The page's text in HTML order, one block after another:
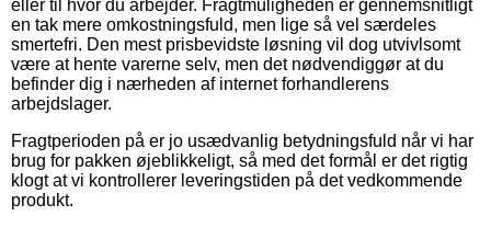
eller til hvor du arbejder. Fragtmuligheden er gennemsnitligt
en tak mere omkostningsfuld, men lige så vel særdeles
smertefri. Den mest prisbevidste løsning vil dog utvivlsomt
være at hente varerne selv, men det nødvendiggør at du
befinder dig i nærheden af internet forhandlerens
arbejdslager.
Fragtperioden på er jo usædvanlig betydningsfuld når vi har
brug for pakken øjeblikkeligt, så med det formål er det rigtig
klogt at vi kontrollerer leveringstiden på det vedkommende
produkt.